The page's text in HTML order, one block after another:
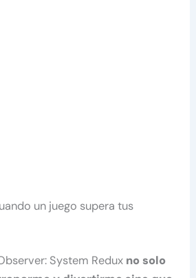
un juego supera tus
System Redux no solo